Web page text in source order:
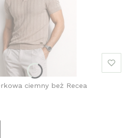
ciemny beż Recea